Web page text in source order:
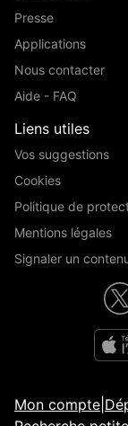
Presse
Applications
Nous contacter
Aide - FAQ
Liens utiles
Vos suggestions
Cookies
Politique de
Mentions légales
Signaler un
Mon compte